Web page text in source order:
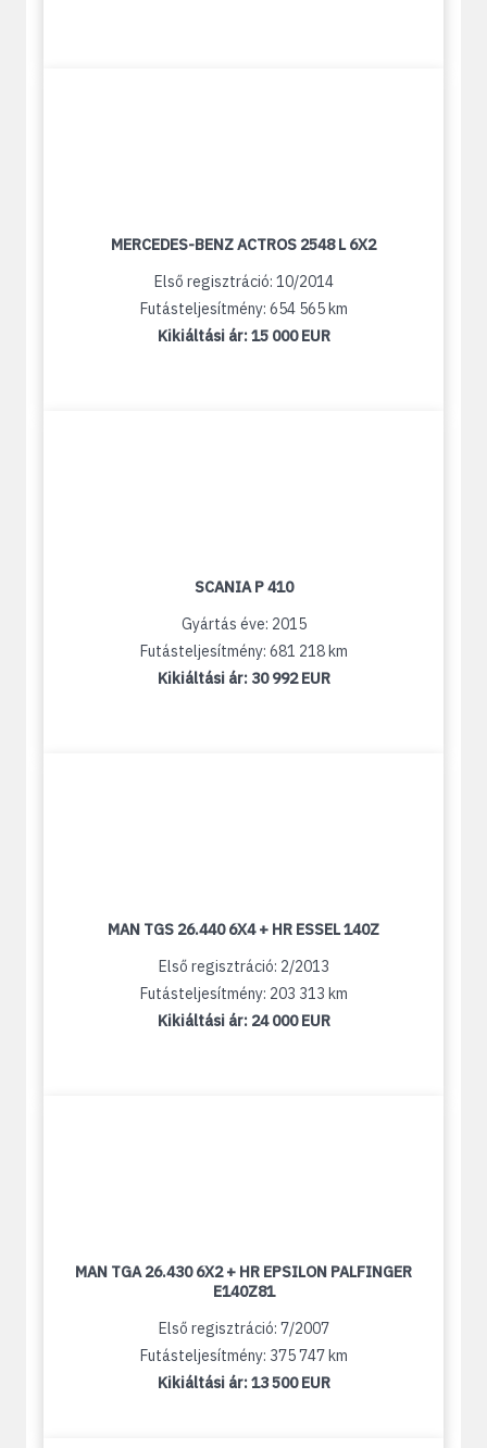
MERCEDES-BENZ ACTROS 2548 L 6X2
Első regisztráció: 10/2014
Futásteljesítmény: 654 565 km
Kikiáltási ár:15 000 EUR
SCANIA P 410
Gyártás éve: 2015
Futásteljesítmény: 681 218 km
Kikiáltási ár: 30 992 EUR
MAN TGS 26.440 6X4 + HR ESSEL 140Z
Első regisztráció: 2/2013
Futásteljesítmény: 203 313 km
Kikiáltási ár: 24 000 EUR
MAN TGA 26.430 6X2 + HR EPSILON PALFINGER
E140Z81
Első regisztráció: 7/2007
Futásteljesítmény: 375 747 km
Kikiáltási ár:13 500 EUR